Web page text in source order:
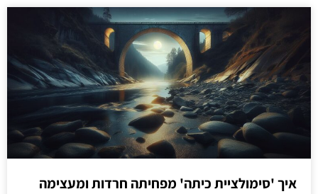
איך 'סימולציית כיתה' מפחיתה חרדות ומעצימה